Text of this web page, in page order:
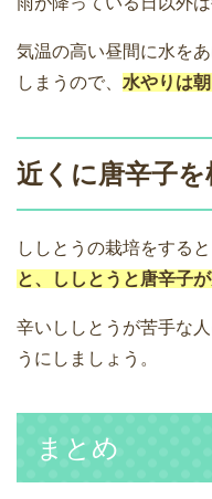
気温の高い昼間に水を
しまうので、 水やりは
近くに唐辛子
ししとうの栽培をすると
と、ししとうと唐辛子
辛いししとうが苦手な
うにしましょう。
まとめ